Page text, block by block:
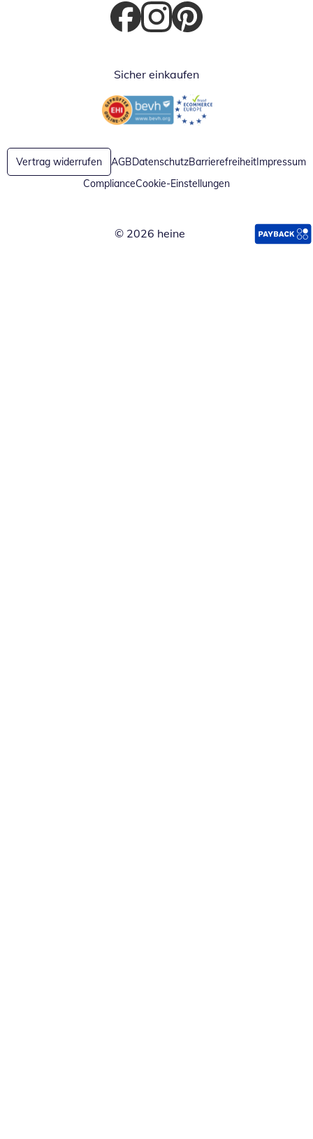
Öffnet in neuem Fenster
Öffnet in neuem Fenster
Öffnet in neuem Fenster
Sicher einkaufen
Öffnet in neuem FensterÖffnet in neuem Fenster
Vertrag widerrufen AGBDatenschutzBarrierefreiheitImpressum
ComplianceCookie-Einstellungen
© 2026 heine